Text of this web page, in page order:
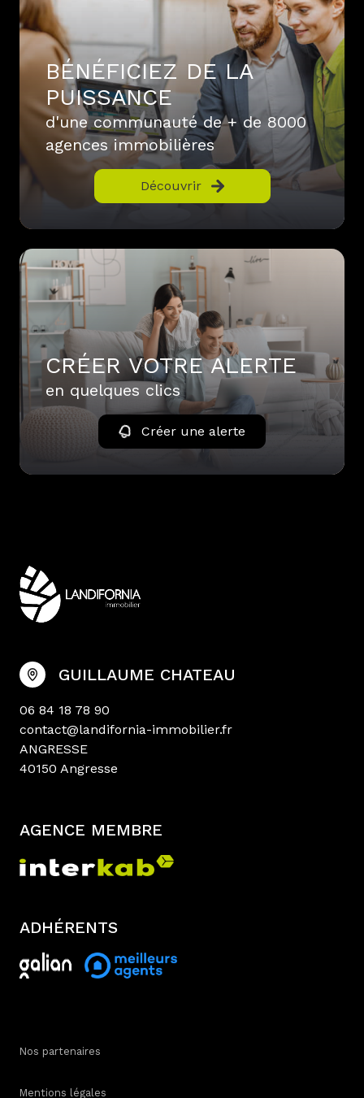
BÉNÉFICIEZ DE LA
PUISSANCE
d'une communauté de + de 8000
agences immobilières
Découvrir
CRÉER VOTRE ALERTE
en quelques clics
Créer une alerte
GUILLAUME CHATEAU
06 84 18 78 90
contact@landifornia-immobilier.fr
ANGRESSE
40150 Angresse
AGENCE MEMBRE
ADHÉRENTS
Nos partenaires
Mentions légales